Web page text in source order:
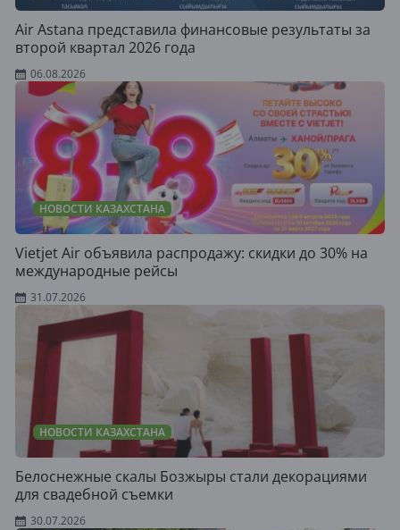
Air Astana представила финансовые результаты за
второй квартал 2026 года
06.08.2026
НОВОСТИ КАЗАХСТАНА
Vietjet Air объявила распродажу: скидки до 30% на
международные рейсы
31.07.2026
НОВОСТИ КАЗАХСТАНА
Белоснежные скалы Бозжыры стали декорациями
для свадебной съемки
30.07.2026